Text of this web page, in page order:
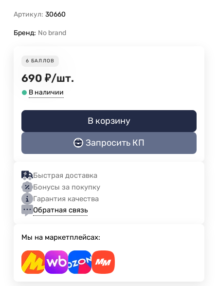
Артикул: 30660
Бренд: No brand
6 БАЛЛОВ
690 ₽/шт.
В наличии
В корзину
Запросить КП
Быстрая доставка
Бонусы за покупку
Гарантия качества
Обратная связь
Мы на маркетплейсах: